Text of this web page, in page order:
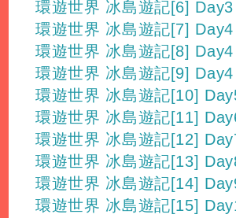
環遊世界 冰島遊記[6]
環遊世界 冰島遊記[7]
環遊世界 冰島遊記[8]
環遊世界 冰島遊記[9]
環遊世界 冰島遊記[10]
環遊世界 冰島遊記[11]
環遊世界 冰島遊記[12]
環遊世界 冰島遊記[13]
環遊世界 冰島遊記[14]
環遊世界 冰島遊記[15]